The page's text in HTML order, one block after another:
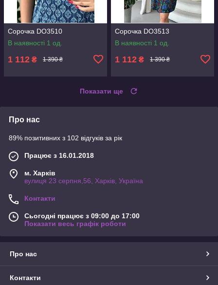
Сорочка DO3510
В наявності 1 од.
1 112 ₴ 1 390 ₴
Сорочка DO3513
В наявності 1 од.
1 112 ₴ 1 390 ₴
Показати ще
Про нас
89% позитивних з 102 відгуків за рік
Працює з 16.01.2018
м. Харків
вулиця 23 серпня,56, Харків, Україна
Контакти
Сьогодні працює з 09:00 до 17:00
Показати весь графік роботи
Про нас
Контакти